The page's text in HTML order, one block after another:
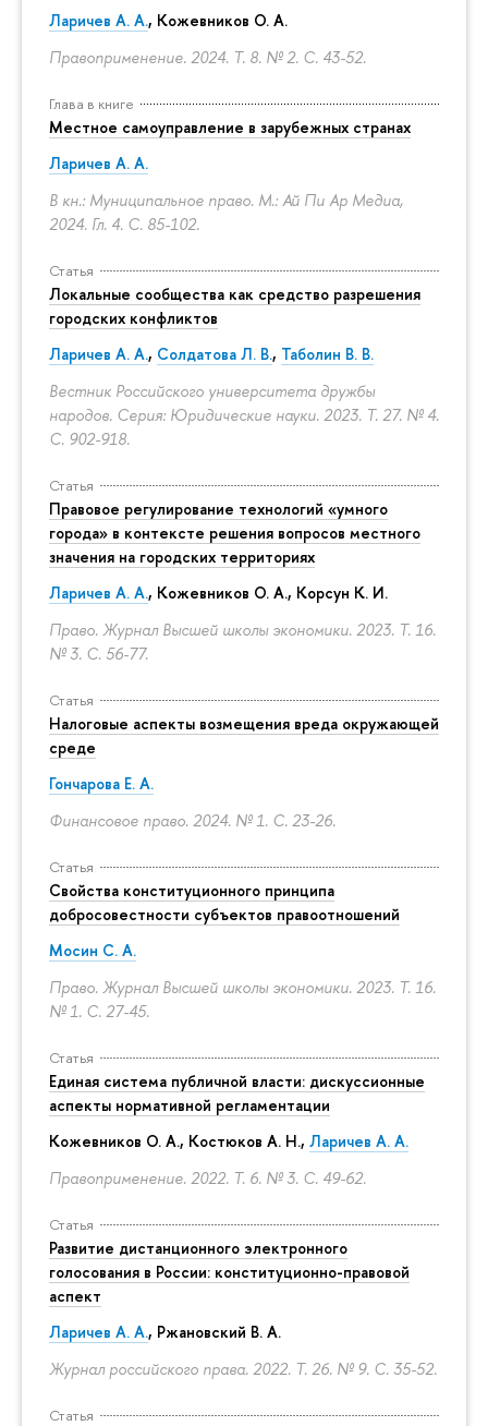
Ларичев А. А., Кожевников О. А.
Правоприменение. 2024. Т. 8. № 2. С. 43-52.
Глава в книге
Местное самоуправление в зарубежных странах
Ларичев А. А.
В кн.: Муниципальное право. М.: Ай Пи Ар Медиа,
2024. Гл. 4. С. 85-102.
Статья
Локальные сообщества как средство разрешения
городских конфликтов
Ларичев А. А., Солдатова Л. В., Таболин В. В.
Вестник Российского университета дружбы
народов. Серия: Юридические науки. 2023. Т. 27. № 4.
С. 902-918.
Статья
Правовое регулирование технологий «умного
города» в контексте решения вопросов местного
значения на городских территориях
Ларичев А. А., Кожевников О. А., Корсун К. И.
Право. Журнал Высшей школы экономики. 2023. Т. 16.
№ 3. С. 56-77.
Статья
Налоговые аспекты возмещения вреда окружающей
среде
Гончарова Е. А.
Финансовое право. 2024. № 1. С. 23-26.
Статья
Свойства конституционного принципа
добросовестности субъектов правоотношений
Мосин С. А.
Право. Журнал Высшей школы экономики. 2023. Т. 16.
№ 1. С. 27-45.
Статья
Единая система публичной власти: дискуссионные
аспекты нормативной регламентации
Кожевников О. А., Костюков А. Н., Ларичев А. А.
Правоприменение. 2022. Т. 6. № 3. С. 49-62.
Статья
Развитие дистанционного электронного
голосования в России: конституционно-правовой
аспект
Ларичев А. А., Ржановский В. А.
Журнал российского права. 2022. Т. 26. № 9. С. 35-52.
Статья